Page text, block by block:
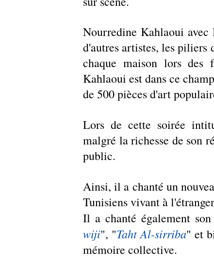
Nourredine Kahlaoui
d'autres artistes, les piliers
chaque maison lors
Kahlaoui est dans ce
de 500 pièces d'art
Lors de cette soirée
malgré la richesse de son
public.
Ainsi, il a chanté un
Tunisiens vivant à
Il a chanté également
wiji", "Taht Al-sirriba" et
mémoire collective.